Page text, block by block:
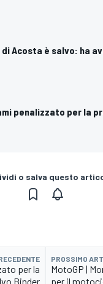
di Acosta è salvo: ha
penalizzato per la
o salva questo
per la
Binder
PROSSIMO
MotoGP |
per il